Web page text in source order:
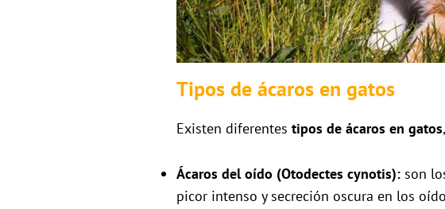
Tipos de ácaros en gatos
Existen diferentes tipos de ácaros en gatos
Ácaros del oído (Otodectes cynotis): son
picor intenso y secreción oscura en los